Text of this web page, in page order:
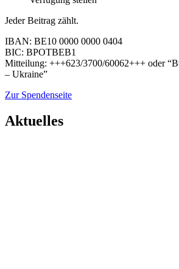
Jeder Beitrag zählt.
IBAN: BE10 0000 0000 0404
BIC: BPOTBEB1
Mitteilung: +++623/3700/60062+++ oder
– Ukraine”
Zur Spendenseite
Aktuelles